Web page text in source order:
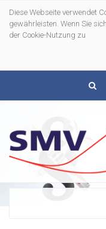
Diese Webseite verwendet
gewährleisten. Wenn Sie
der Cookie-Nutzung zu